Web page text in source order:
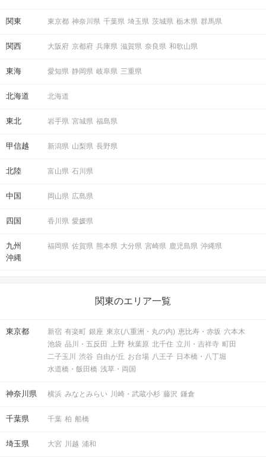
関東 東京都 神奈川県 千葉県 埼玉県 茨城県 栃木県 群馬県
関西 大阪府 京都府 兵庫県 滋賀県 奈良県 和歌山県
東海 愛知県 静岡県 岐阜県 三重県
北海道 北海道
東北 岩手県 宮城県 福島県
甲信越 新潟県 山梨県 長野県
北陸 富山県 石川県
中国 岡山県 広島県
四国 香川県 愛媛県
九州
沖縄
福岡県 佐賀県 熊本県 大分県 宮崎県 鹿児島県 沖縄県
関東のエリア一覧
東京都 新宿 有楽町 銀座 東京(八重洲・丸の内) 恵比寿・赤坂 六本木
池袋 品川・五反田 上野 秋葉原 北千住 立川・吉祥寺 町田
二子玉川
渋谷 自由が丘 お台場 八王子 日本橋・八丁堀
水道橋・飯田橋 浅草・両国
神奈川県 横浜 みなとみらい 川崎・武蔵小杉 藤沢 鎌倉
千葉県 千葉 柏 船橋
埼玉県 大宮 川越 浦和